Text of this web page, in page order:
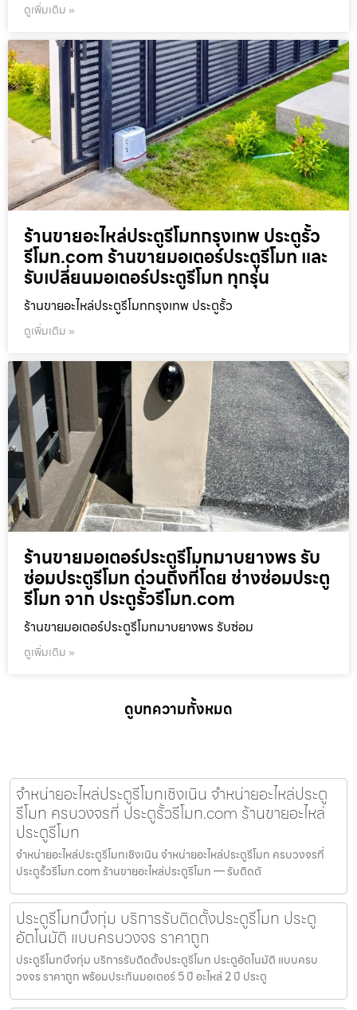
ดูเพิ่มเติม »
ร้านขายอะไหล่ประตูรีโมทกรุงเทพ ประตูรั้ว
รีโมท.com ร้านขายมอเตอร์ประตูรีโมท และ
รับเปลี่ยนมอเตอร์ประตูรีโมท ทุกรุ่น
ร้านขายอะไหล่ประตูรีโมทกรุงเทพ ประตูรั้ว
ดูเพิ่มเติม »
ร้านขายมอเตอร์ประตูรีโมทมาบยางพร รับ
ซ่อมประตูรีโมท ด่วนถึงที่โดย ช่างซ่อมประตู
รีโมท จาก ประตูรั้วรีโมท.com
ร้านขายมอเตอร์ประตูรีโมทมาบยางพร รับซ่อม
ดูเพิ่มเติม »
ดูบทความทั้งหมด
จำหน่ายอะไหล่ประตูรีโมทเชิงเนิน จำหน่ายอะไหล่ประตู
รีโมท ครบวงจรที่ ประตูรั้วรีโมท.com ร้านขายอะไหล่
ประตูรีโมท
จำหน่ายอะไหล่ประตูรีโมทเชิงเนิน จำหน่ายอะไหล่ประตูรีโมท ครบวงจรที่
ประตูรั้วรีโมท.com ร้านขายอะไหล่ประตูรีโมท — รับติดตั
ประตูรีโมทบึงกุ่ม บริการรับติดตั้งประตูรีโมท ประตู
อัตโนมัติ แบบครบวงจร ราคาถูก
ประตูรีโมทบึงกุ่ม บริการรับติดตั้งประตูรีโมท ประตูอัตโนมัติ แบบครบ
วงจร ราคาถูก พร้อมประกันมอเตอร์ 5 ปี อะไหล่ 2 ปี ประตู